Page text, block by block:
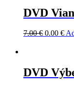
DVD
7.00€ 0.00 €
DVD